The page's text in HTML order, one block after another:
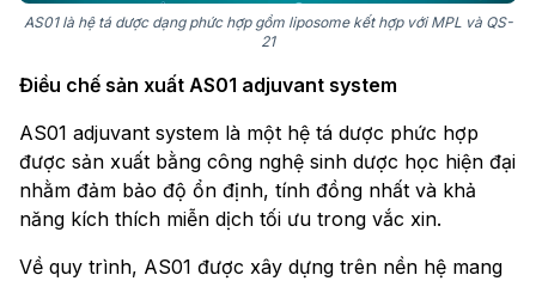
AS01 là hệ tá dược dạng phức hợp gồm liposome kết hợp với MPL và QS-
21
Điều chế sản xuất AS01 adjuvant system
AS01 adjuvant system là một hệ tá dược phức hợp
được sản xuất bằng công nghệ sinh dược học hiện đại
nhằm đảm bảo độ ổn định, tính đồng nhất và khả
năng kích thích miễn dịch tối ưu trong vắc xin.
Về quy trình, AS01 được xây dựng trên nền hệ mang